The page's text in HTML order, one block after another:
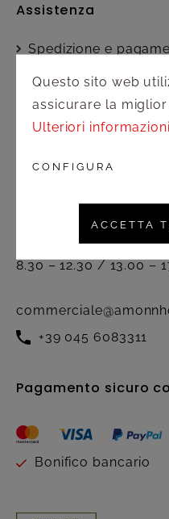
Assistenza
Spedizione e
Diritto di recesso
Contatto
Attivo dal lunedì al
seguente orario:
8.30 – 12.30 / 13.00 –
+39 045 6083311
Pagamento sicuro
Bonifico bancario
Questo sito web
assicurare la
Ulteriori
CONFIGURA
ACCETTA